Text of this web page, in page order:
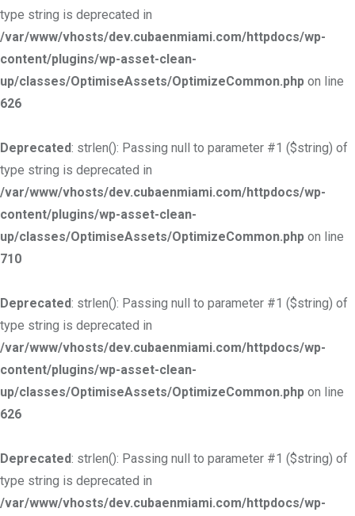
type string is deprecated in
/var/www/vhosts/dev.cubaenmiami.com/httpdocs/wp-
content/plugins/wp-asset-clean-
up/classes/OptimiseAssets/OptimizeCommon.php on line
626
Deprecated: strlen(): Passing null to parameter #1 ($string) of
type string is deprecated in
/var/www/vhosts/dev.cubaenmiami.com/httpdocs/wp-
content/plugins/wp-asset-clean-
up/classes/OptimiseAssets/OptimizeCommon.php on line
710
Deprecated: strlen(): Passing null to parameter #1 ($string) of
type string is deprecated in
/var/www/vhosts/dev.cubaenmiami.com/httpdocs/wp-
content/plugins/wp-asset-clean-
up/classes/OptimiseAssets/OptimizeCommon.php on line
626
Deprecated: strlen(): Passing null to parameter #1 ($string) of
type string is deprecated in
/var/www/vhosts/dev.cubaenmiami.com/httpdocs/wp-